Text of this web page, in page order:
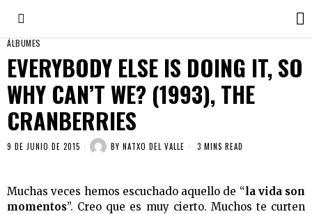
ÁLBUMES
EVERYBODY ELSE IS DOING IT, SO
WHY CAN’T WE? (1993), THE
CRANBERRIES
9 DE JUNIO DE 2015 BY NATXO DEL VALLE 3 MINS READ
Muchas veces hemos escuchado aquello de “la vida son
momentos”. Creo que es muy cierto. Muchos te curten